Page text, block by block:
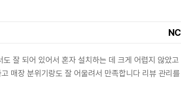
잘 되어 있어서 혼자 설치하는 데 크게 어렵지 않았고
매장 분위기랑도 잘 어울려서 만족합니다 리뷰 관리